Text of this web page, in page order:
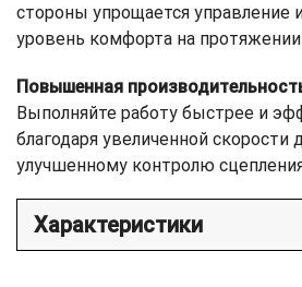
стороны упрощается управление
уровень комфорта на протяжении
Повышенная
Выполняйте работу быстрее и
благодаря увеличенной скорости
улучшенному контролю
Характеристики